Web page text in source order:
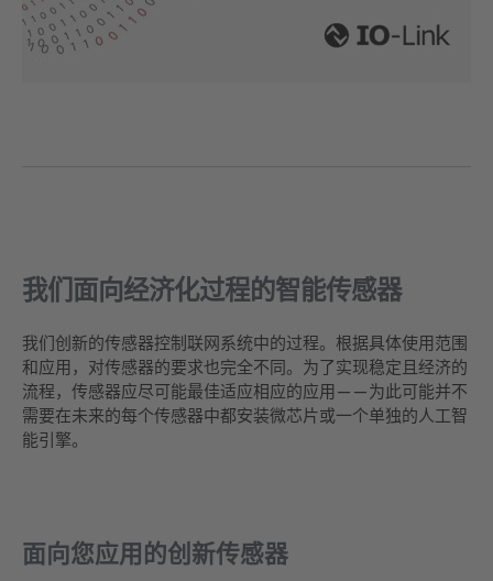
我们面向经济化过程的智能传感器
我们创新的传感器控制联网系统中的过程。根据具体使用范围
和应用，对传感器的要求也完全不同。为了实现稳定且经济的
流程，传感器应尽可能最佳适应相应的应用——为此可能并不
需要在未来的每个传感器中都安装微芯片或一个单独的人工智
能引擎。
面向您应用的创新传感器